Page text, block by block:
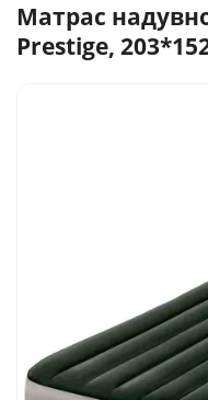
Матрас
Prestige,